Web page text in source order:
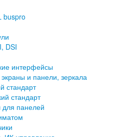
buspro
DSI
интерфейсы
и панели, зеркала
стандарт
стандарт
для панелей